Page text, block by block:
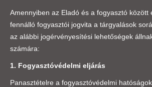
Amennyiben az Eladó és a fogyasztó között
fennálló fogyasztói jogvita a tárgyalások
az alábbi jogérvényesítési lehetőségek
számára:
1. Fogyasztóvédelmi eljárás
Panasztételre a fogyasztóvédelmi